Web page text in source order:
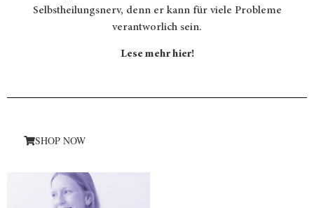
Selbstheilungsnerv, denn er kann für viele Probleme
verantworlich sein.
Lese mehr hier!
SHOP NOW